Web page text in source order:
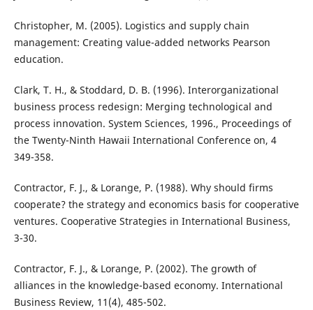
Christopher, M. (2005). Logistics and supply chain
management: Creating value-added networks Pearson
education.
Clark, T. H., & Stoddard, D. B. (1996). Interorganizational
business process redesign: Merging technological and
process innovation. System Sciences, 1996., Proceedings of
the Twenty-Ninth Hawaii International Conference on, 4
349-358.
Contractor, F. J., & Lorange, P. (1988). Why should firms
cooperate? the strategy and economics basis for cooperative
ventures. Cooperative Strategies in International Business,
3-30.
Contractor, F. J., & Lorange, P. (2002). The growth of
alliances in the knowledge-based economy. International
Business Review, 11(4), 485-502.